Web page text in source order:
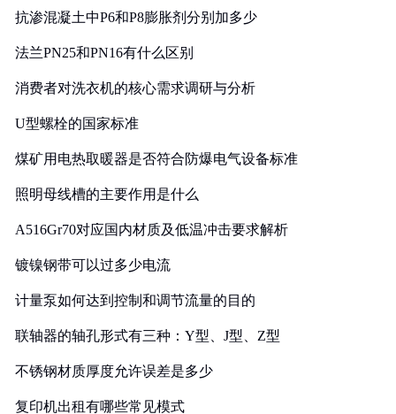
抗渗混凝土中P6和P8膨胀剂分别加多少
法兰PN25和PN16有什么区别
消费者对洗衣机的核心需求调研与分析
U型螺栓的国家标准
煤矿用电热取暖器是否符合防爆电气设备标准
照明母线槽的主要作用是什么
A516Gr70对应国内材质及低温冲击要求解析
镀镍钢带可以过多少电流
计量泵如何达到控制和调节流量的目的
联轴器的轴孔形式有三种：Y型、J型、Z型
不锈钢材质厚度允许误差是多少
复印机出租有哪些常见模式